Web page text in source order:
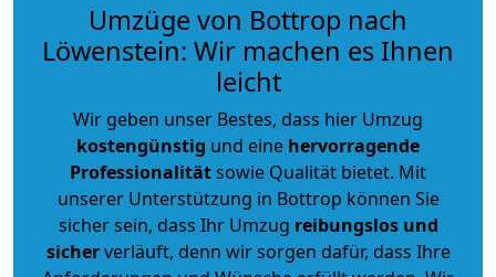
Umzüge von Bottrop nach
Löwenstein: Wir machen es Ihnen
leicht
Wir geben unser Bestes, dass hier Umzug
kostengünstig und eine hervorragende
Professionalitätsowie Qualität bietet. Mit
unserer Unterstützung in Bottrop können Sie
sicher sein, dass Ihr Umzug reibungslos und
sicherverläuft, denn wir sorgen dafür, dass Ihre